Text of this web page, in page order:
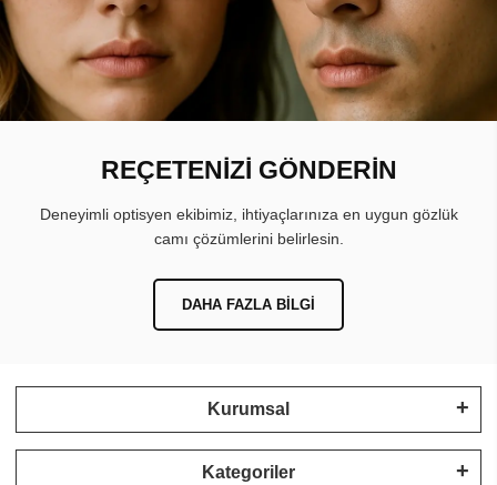
REÇETENİZİ GÖNDERİN
Deneyimli optisyen ekibimiz, ihtiyaçlarınıza en uygun gözlük
camı çözümlerini belirlesin.
DAHA FAZLA BILGI
Kurumsal
Kategoriler